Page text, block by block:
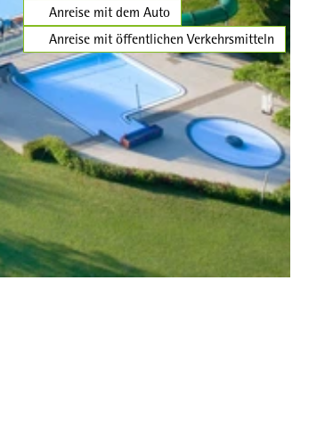
Anreise mit dem Auto
Anreise mit öffentlichen Verkehrsmitteln